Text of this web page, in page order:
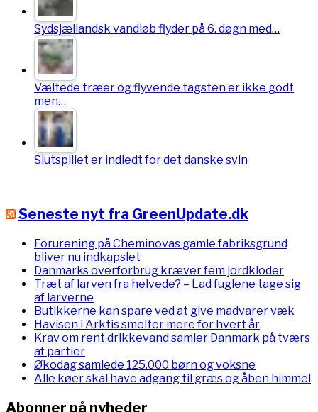
Sydsjællandsk vandløb flyder på 6. døgn med…
Væltede træer og flyvende tagsten er ikke godt
men…
Slutspillet er indledt for det danske svin
Seneste nyt fra GreenUpdate.dk
Forurening på Cheminovas gamle fabriksgrund
bliver nu indkapslet
Danmarks overforbrug kræver fem jordkloder
Træt af larven fra helvede? – Lad fuglene tage sig
af larverne
Butikkerne kan spare ved at give madvarer væk
Havisen i Arktis smelter mere for hvert år
Krav om rent drikkevand samler Danmark på tværs
af partier
Økodag samlede 125.000 børn og voksne
Alle køer skal have adgang til græs og åben himmel
Abonner på nyheder